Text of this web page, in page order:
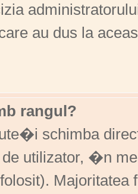
au dus la
rangul?
schimba
utilizator, �n